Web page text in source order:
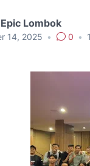
Lombok
14, 2025 • 0 • 1